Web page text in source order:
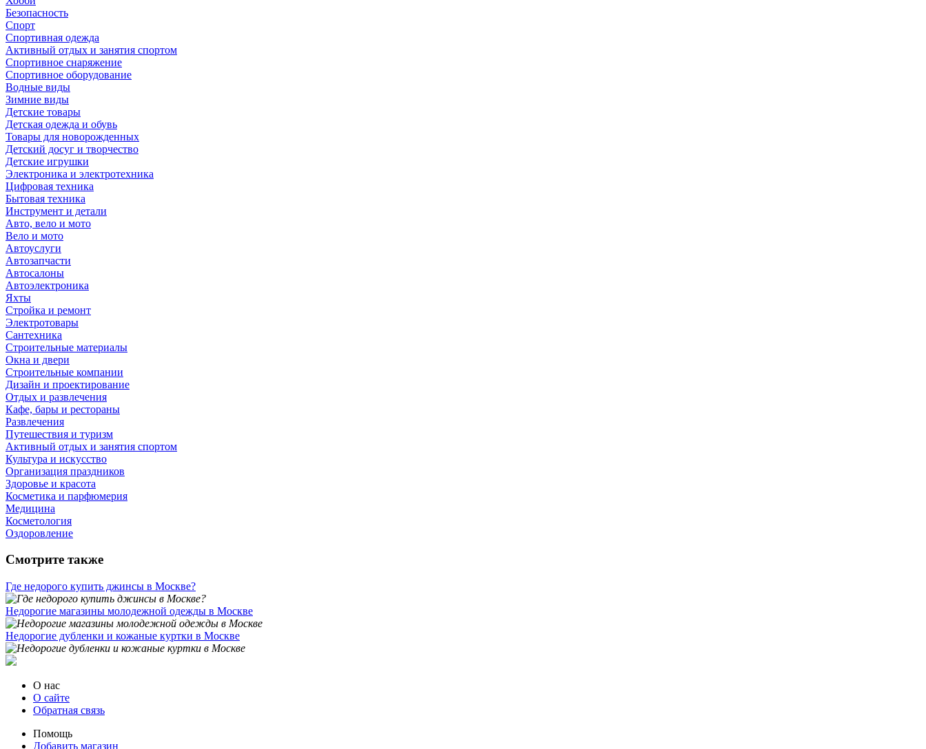
Безопасность
Спорт
Спортивная одежда
Активный отдых и занятия спортом
Спортивное снаряжение
Спортивное оборудование
Водные виды
Зимние виды
Детские товары
Детская одежда и обувь
Товары для новорожденных
Детский досуг и творчество
Детские игрушки
Электроника и электротехника
Цифровая техника
Бытовая техника
Инструмент и детали
Авто, вело и мото
Вело и мото
Автоуслуги
Автозапчасти
Автосалоны
Автоэлектроника
Яхты
Стройка и ремонт
Электротовары
Сантехника
Строительные материалы
Окна и двери
Строительные компании
Дизайн и проектирование
Отдых и развлечения
Кафе, бары и рестораны
Развлечения
Путешествия и туризм
Активный отдых и занятия спортом
Культура и искусство
Организация праздников
Здоровье и красота
Косметика и парфюмерия
Медицина
Косметология
Оздоровление
Смотрите также
Где недорого купить джинсы в Москве?
Недорогие магазины молодежной одежды в Москве
Недорогие дубленки и кожаные куртки в Москве
О нас
О сайте
Обратная связь
Помощь
Добавить магазин